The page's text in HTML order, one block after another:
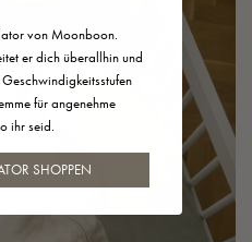
von Moonboon.
er dich überallhin und
für angenehme
ihr seid.
SHOPPEN